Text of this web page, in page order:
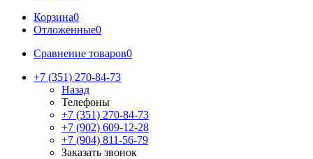
Корзина0
Отложенные0
Сравнение товаров0
+7 (351) 270-84-73
Назад
Телефоны
+7 (351) 270-84-73
+7 (902) 609-12-28
+7 (904) 811-56-79
Заказать звонок